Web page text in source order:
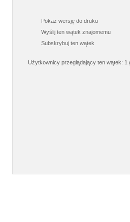
Pokaż wersję do druku
Wyślij ten wątek znajomemu
Subskrybuj ten wątek
Użytkownicy przeglądający ten wątek: 1